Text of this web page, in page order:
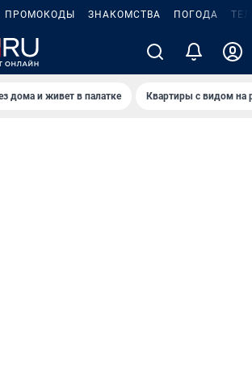
ПРОМОКОДЫ ЗНАКОМСТВА ПОГОДА
дома и живет в палатке Квартиры с видом на